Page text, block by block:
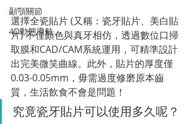
顳顎關節
4D動態導航
選擇全瓷貼片 (又稱：瓷牙貼片、美白貼
片) 不僅顏色與真牙相仿，透過數位口掃
取膜和CAD/CAM系統運用，可精準設計
出完美微笑曲線。此外，貼片的厚度僅
0.03-0.05mm，毋需過度修磨原本齒
質，生活飲食不會是問題！
究竟瓷牙貼片可以使用多久呢？